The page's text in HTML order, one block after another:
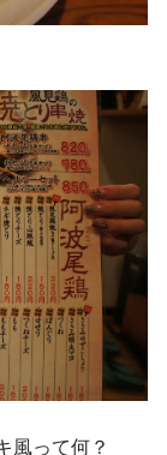
風って何？